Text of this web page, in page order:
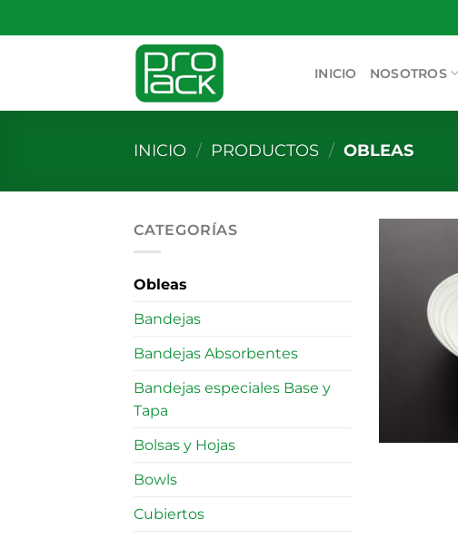
al
INICIO NOSOTROS
INICIO / PRODUCTOS / OBLEAS
CATEGORÍAS
Obleas
Bandejas
Bandejas Absorbentes
Bandejas especiales Base y
Tapa
Bolsas y Hojas
Bowls
Cubiertos